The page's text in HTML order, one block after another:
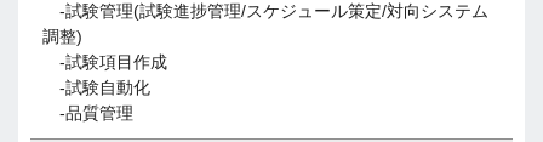
-試験管理(試験進捗管理/スケジュール策定/対向システム
調整)
-試験項目作成
-試験自動化
-品質管理